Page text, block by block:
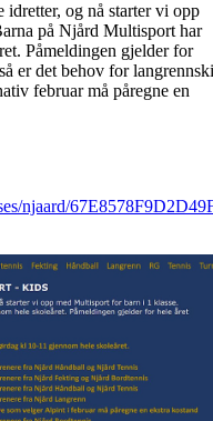
idretter, og nå starter vi opp
på Njård Multisport har
Påmeldingen gjelder for
er det behov for
februar må påregne en
njaard/